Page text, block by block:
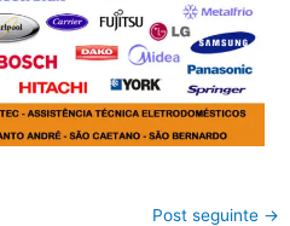
Post seguinte →